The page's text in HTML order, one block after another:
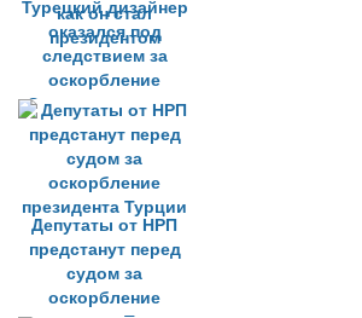
Турецкий дизайнер
оказался под
следствием за
оскорбление
Эрдогана до того,
как он стал
президентом
Депутаты от НРП
предстанут перед
судом за
оскорбление